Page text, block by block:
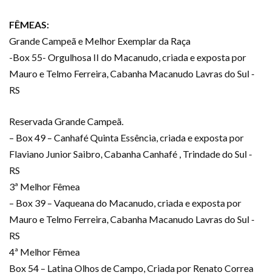
FÊMEAS:
Grande Campeã e Melhor Exemplar da Raça
-Box 55- Orgulhosa II do Macanudo, criada e exposta por
Mauro e Telmo Ferreira, Cabanha Macanudo Lavras do Sul -
RS
Reservada Grande Campeã.
– Box 49 – Canhafé Quinta Essência, criada e exposta por
Flaviano Junior Saibro, Cabanha Canhafé , Trindade do Sul -
RS
3ª Melhor Fêmea
– Box 39 – Vaqueana do Macanudo, criada e exposta por
Mauro e Telmo Ferreira, Cabanha Macanudo Lavras do Sul -
RS
4ª Melhor Fêmea
Box 54 – Latina Olhos de Campo, Criada por Renato Correa